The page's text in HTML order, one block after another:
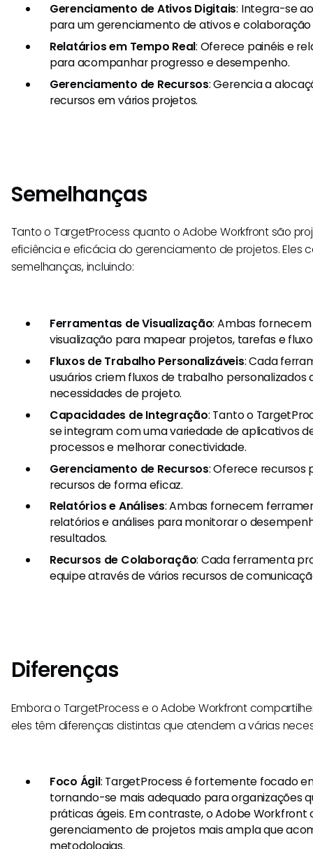
Gerenciamento de Ativos Digitais: Integra-se
para um gerenciamento de ativos e
Relatários em Tempo Real: Oferece painéis e
para acompanhar progresso e desempenho.
Gerenciamento de Recursos: Gerencia a
recursos em vários projetos.
Semelhanças
Tanto o TargetProcess quanto o Adobe Workfront são
eficiência e eficácia do gerenciamento de projetos. Eles
semelhanças, incluindo:
Ferramentas de Visualização: Ambas
visualização para mapear projetos, tarefas e
Fluxos de Trabalho Personalizáveis: Cada
usuários criem fluxos de trabalho personalizados
necessidades de projeto.
Capacidades de Integração: Tanto o
se integram com uma variedade de aplicativos
processos e melhorar conectividade.
Gerenciamento de Recursos: Oferece recursos
recursos de forma eficaz.
Relatórios e Análises: Ambas fornecem
relatórios e análises para monitorar o
resultados.
Recursos de Colaboração: Cada ferramenta
equipe através de vários recursos de
Diferenças
Embora o TargetProcess e o Adobe Workfront
eles têm diferenças distintas que atendem a várias
Foco Ágil: TargetProcess é fortemente focado
tornando-se mais adequado para organizações
práticas ágeis. Em contraste, o Adobe
gerenciamento de projetos mais ampla que